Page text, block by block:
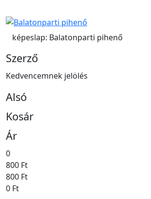
képeslap: Balatonparti pihenő
Szerző
Kedvencemnek jelölés
Alsó
Kosár
Ár
0
800 Ft
800 Ft
0 Ft